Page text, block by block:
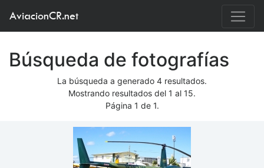
AviacionCR.net
Búsqueda de fotografías
La búsqueda a generado 4 resultados.
Mostrando resultados del 1 al 15.
Página 1 de 1.